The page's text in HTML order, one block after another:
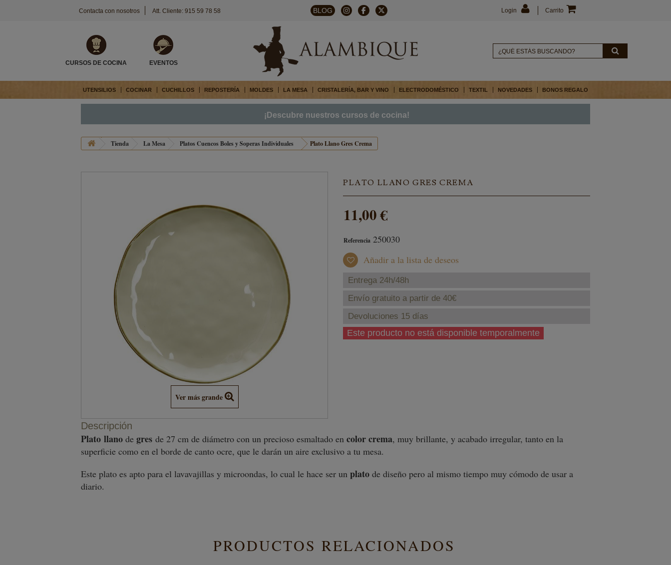
Contacta con nosotros Att. Cliente: 915 59 78 58 BLOG Carrito
Login
CURSOS DE COCINA EVENTOS
UTENSILIOS COCINAR CUCHILLOS REPOSTERÍA MOLDES LA MESA CRISTALERÍA, BAR Y VINO ELECTRODOMÉSTICO TEXTIL NOVEDADES BONOS REGALO
¡Descubre nuestros cursos de cocina!
Tienda La Mesa Platos Cuencos Boles y Soperas Individuales Plato Llano Gres Crema
Ver más grande
PLATO LLANO GRES CREMA
11,00 €
Referencia 250030
Añadir a la lista de deseos
Entrega 24h/48h
Envío gratuito a partir de 40€
Devoluciones 15 días
Este producto no está disponible temporalmente
Descripción
Plato llano de gres de 27 cm de diámetro con un precioso esmaltado en color crema, muy brillante, y acabado irregular, tanto en la
superficie como en el borde de canto ocre, que le darán un aire exclusivo a tu mesa.
Este plato es apto para el lavavajillas y microondas, lo cual le hace ser un plato de diseño pero al mismo tiempo muy cómodo de usar a
diario.
PRODUCTOS RELACIONADOS